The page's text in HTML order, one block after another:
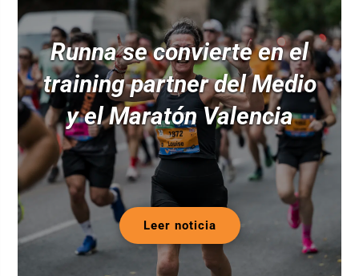
Runna se convierte en el
training partner del Medio
y el Maratón Valencia
Leer noticia